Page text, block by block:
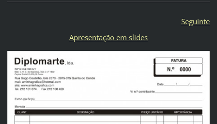
Seguinte
Apresentação em slides